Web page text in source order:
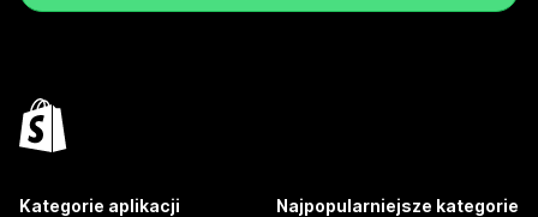
Kategorie aplikacji Najpopularniejsze kategorie